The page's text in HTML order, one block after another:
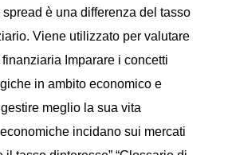
è una differenza del tasso
Viene utilizzato per valutare
Imparare i concetti
in ambito economico e
meglio la sua vita
incidano sui mercati